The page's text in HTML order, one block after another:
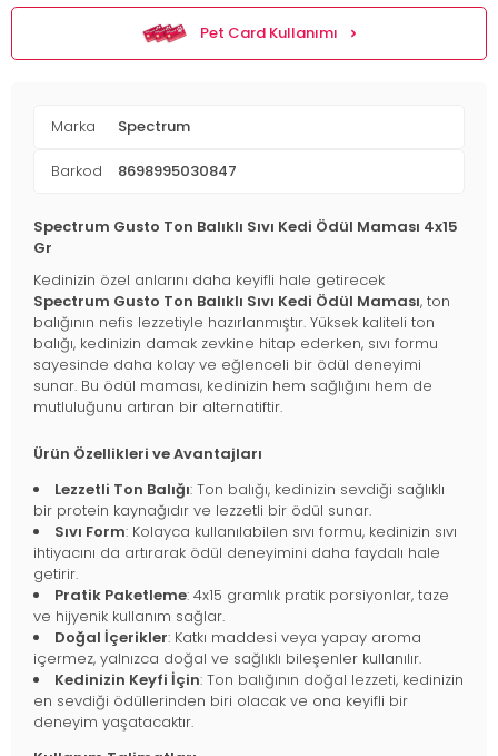
Pet Card Kullanımı
Marka Spectrum
Barkod 8698995030847
Spectrum Gusto Ton Balıklı Sıvı Kedi Ödül Maması 4x15
Gr
Kedinizin özel anlarını daha keyifli hale getirecek
Spectrum Gusto Ton Balıklı Sıvı Kedi Ödül Maması, ton
balığının nefis lezzetiyle hazırlanmıştır. Yüksek kaliteli ton
balığı, kedinizin damak zevkine hitap ederken, sıvı formu
sayesinde daha kolay ve eğlenceli bir ödül deneyimi
sunar. Bu ödül maması, kedinizin hem sağlığını hem de
mutluluğunu artıran bir alternatiftir.
Ürün Özellikleri ve Avantajları
Lezzetli Ton Balığı: Ton balığı, kedinizin sevdiği sağlıklı
bir protein kaynağıdır ve lezzetli bir ödül sunar.
Sıvı Form: Kolayca kullanılabilen sıvı formu, kedinizin sıvı
ihtiyacını da artırarak ödül deneyimini daha faydalı hale
getirir.
Pratik Paketleme: 4x15 gramlık pratik porsiyonlar, taze
ve hijyenik kullanım sağlar.
Doğal İçerikler: Katkı maddesi veya yapay aroma
içermez, yalnızca doğal ve sağlıklı bileşenler kullanılır.
Kedinizin Keyfi İçin: Ton balığının doğal lezzeti, kedinizin
en sevdiği ödüllerinden biri olacak ve ona keyifli bir
deneyim yaşatacaktır.